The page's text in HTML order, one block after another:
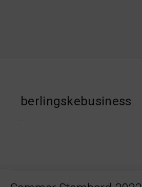
berlingskebusiness